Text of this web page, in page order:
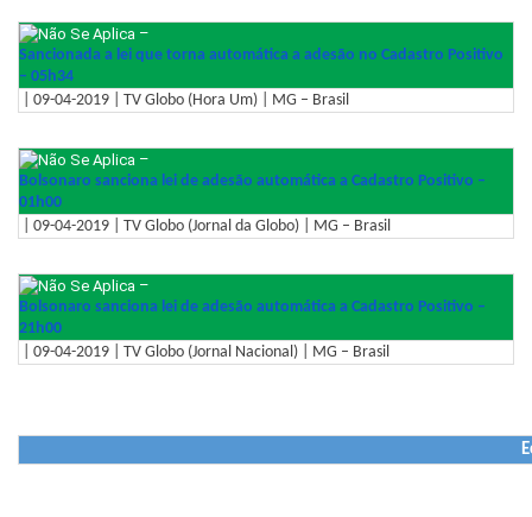
–
Sancionada a lei que torna automática a adesão no Cadastro Positivo
– 05h34
| 09-04-2019 | TV Globo (Hora Um) | MG – Brasil
–
Bolsonaro sanciona lei de adesão automática a Cadastro Positivo –
01h00
| 09-04-2019 | TV Globo (Jornal da Globo) | MG – Brasil
–
Bolsonaro sanciona lei de adesão automática a Cadastro Positivo –
21h00
| 09-04-2019 | TV Globo (Jornal Nacional) | MG – Brasil